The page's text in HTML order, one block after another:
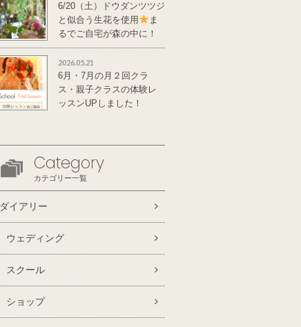
6/20（土）ドウダンツツジ
と似合う生花を使用
ま
るでご自宅が森の中に！
単発レッスンのご案
内
2026.05.21
6月・7月の月２回クラ
ス・親子クラスの体験レ
ッスンUPしました！
Category
カテゴリー一覧
ダイアリー
ウェディング
スクール
ショップ